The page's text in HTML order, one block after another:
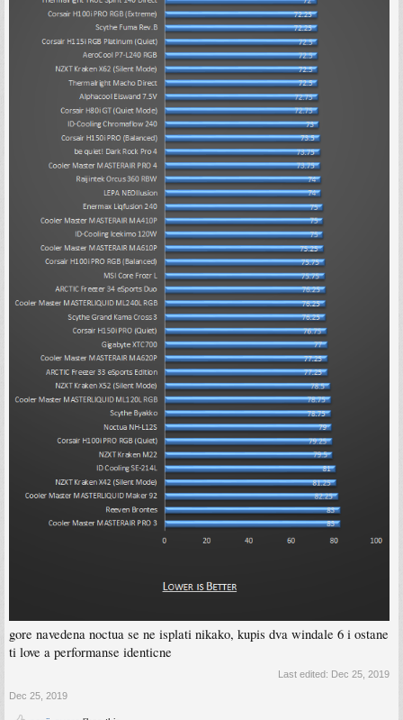
gore navedena noctua se ne isplati nikako, kupis dva windale 6 i ostane
ti love a performanse identicne
Last edited: Dec 25, 2019
Dec 25, 2019